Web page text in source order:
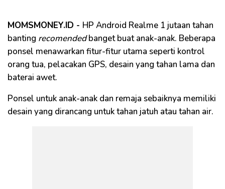
MOMSMONEY.ID - HP Android Realme 1 jutaan tahan
banting recomendedbanget buat anak-anak. Beberapa
ponsel menawarkan fitur-fitur utama seperti kontrol
orang tua, pelacakan GPS, desain yang tahan lama dan
baterai awet.
Ponsel untuk anak-anak dan remaja sebaiknya memiliki
desain yang dirancang untuk tahan jatuh atau tahan air.